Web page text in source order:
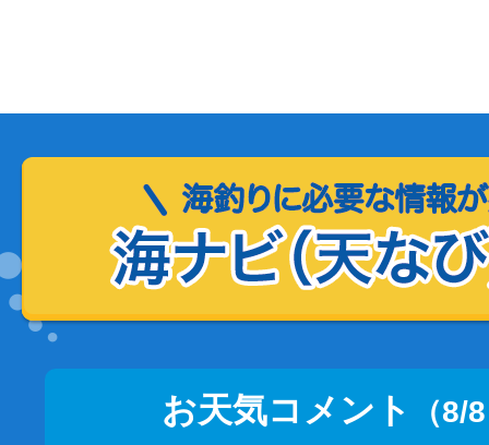
お天気コメント （8/